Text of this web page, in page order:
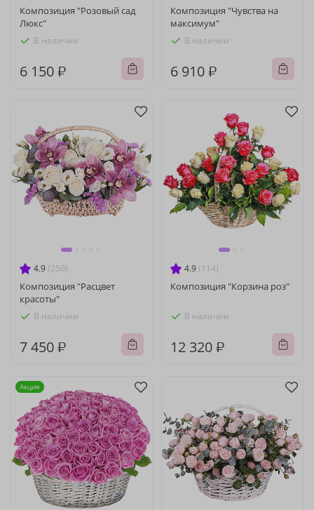
Композиция "Розовый сад
Люкс"
В наличии
6 150 ₽
Композиция "Чувства на
максимум"
В наличии
6 910 ₽
4.9 (250)
Композиция "Расцвет
красоты"
В наличии
7 450 ₽
4.9 (114)
Композиция "Корзина роз"
В наличии
12 320 ₽
Акция